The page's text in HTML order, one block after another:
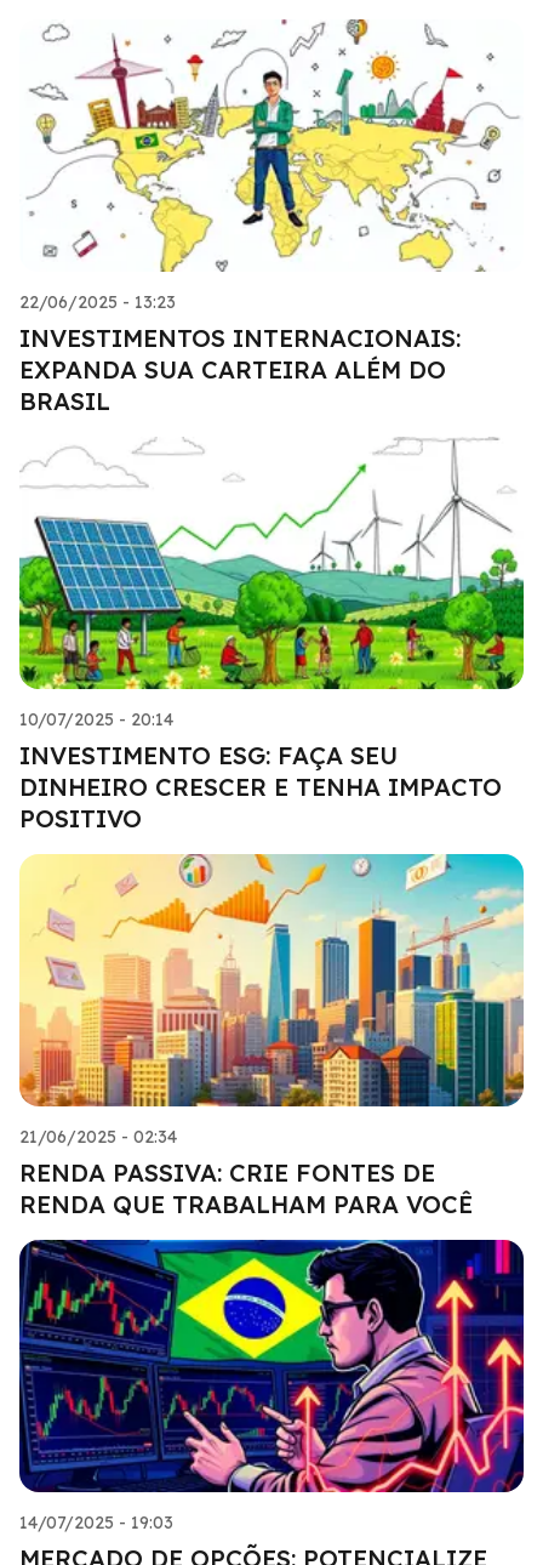
22/06/2025 - 13:23
INVESTIMENTOS INTERNACIONAIS:
EXPANDA SUA CARTEIRA ALÉM DO
BRASIL
10/07/2025 - 20:14
INVESTIMENTO ESG: FAÇA SEU
DINHEIRO CRESCER E TENHA IMPACTO
POSITIVO
21/06/2025 - 02:34
RENDA PASSIVA: CRIE FONTES DE
RENDA QUE TRABALHAM PARA VOCÊ
14/07/2025 - 19:03
MERCADO DE OPÇÕES: POTENCIALIZE